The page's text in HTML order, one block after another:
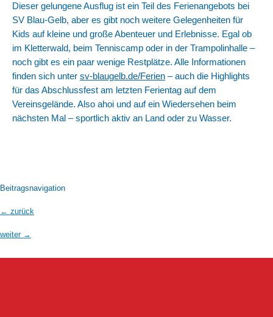
Dieser gelungene Ausflug ist ein Teil des Ferienangebots bei
SV Blau-Gelb, aber es gibt noch weitere Gelegenheiten für
Kids auf kleine und große Abenteuer und Erlebnisse. Egal ob
im Kletterwald, beim Tenniscamp oder in der Trampolinhalle –
noch gibt es ein paar wenige Restplätze. Alle Informationen
finden sich unter sv-blaugelb.de/Ferien – auch die Highlights
für das Abschlussfest am letzten Ferientag auf dem
Vereinsgelände. Also ahoi und auf ein Wiedersehen beim
nächsten Mal – sportlich aktiv an Land oder zu Wasser.
Beitragsnavigation
← zurück
weiter →